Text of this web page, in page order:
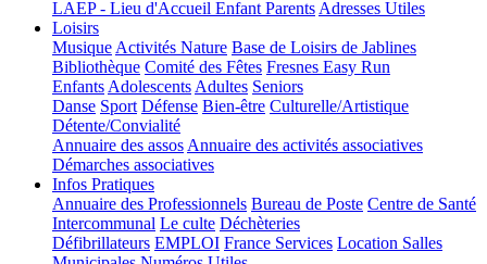
LAEP - Lieu d'Accueil Enfant ParentsAdresses Utiles
Loisirs
MusiqueActivités Nature Base de Loisirs de Jablines
Bibliothèque Comité des Fêtes Fresnes Easy Run
EnfantsAdolescentsAdultes Seniors
Danse Sport Défense Bien-être Culturelle/Artistique
Détente/Convialité
Annuaire des assosAnnuaire des activités associatives
Démarches associatives
Infos Pratiques
Annuaire des Professionnels Bureau de Poste Centre de Santé
Intercommunal Le culte Déchèteries
Défibrillateurs EMPLOI France Services Location Salles